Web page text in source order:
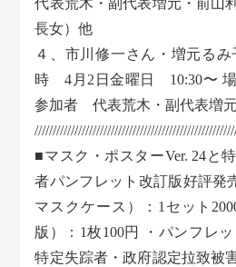
代表荒木・副代表増元・前山
長女）他
４、市川修一さん・増元る
時 4月2日金曜日 10:30〜
参加者 代表荒木・副代表増元
■マスク・ポスターVer. 24と
者パンフレット改訂版好評発
マスクケース）：1セット
版）：1枚100円 ・パンフレ
特定失踪者・政府認定拉致被